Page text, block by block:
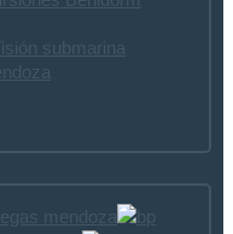
submarina